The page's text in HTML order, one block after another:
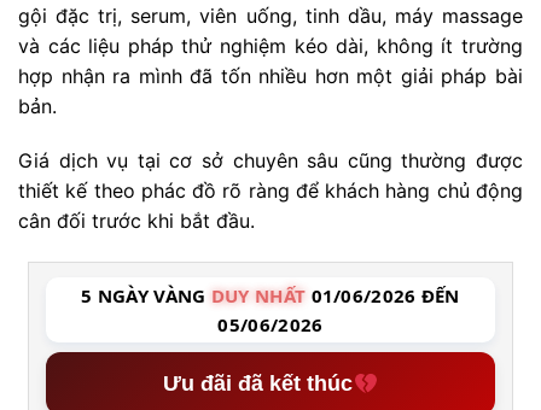
gội đặc trị, serum, viên uống, tinh dầu, máy massage
và các liệu pháp thử nghiệm kéo dài, không ít trường
hợp nhận ra mình đã tốn nhiều hơn một giải pháp bài
bản.
Giá dịch vụ tại cơ sở chuyên sâu cũng thường được
thiết kế theo phác đồ rõ ràng để khách hàng chủ động
cân đối trước khi bắt đầu.
5 NGÀY VÀNG DUY NHẤT 01/06/2026 ĐẾN
05/06/2026
Ưu đãi đã kết thúc